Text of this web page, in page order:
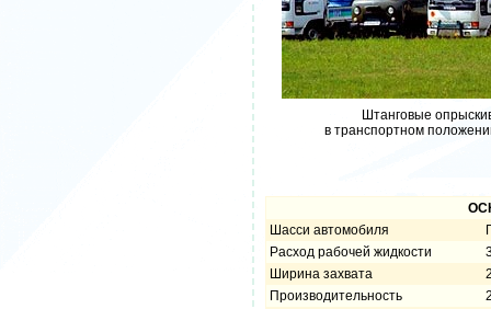
Штанговые
в транспортном
Шасси автомобиля
Расход рабочей жидкости
Ширина захвата
Производительность